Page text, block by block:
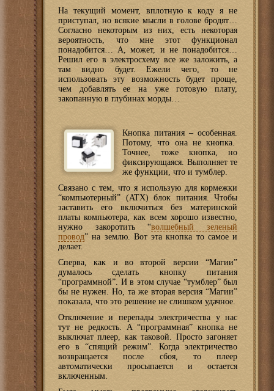
На текущий момент, вплотную к коду я не
приступал, но всякие мысли в голове бродят…
Согласно некоторым из них, есть некоторая
вероятность, что мне этот функционал
понадобится… А, может, и не понадобится…
Решил его в электросхему все же заложить, а
там видно будет. Ежели чего, то не
использовать эту возможность будет проще,
чем добавлять ее на уже готовую плату,
закопанную в глубинах морды…
Кнопка питания – особенная.
Потому, что она не кнопка.
Точнее, тоже кнопка, но
фиксирующаяся. Выполняет те
же функции, что и тумблер.
Связано с тем, что я использую для кормежки
“компьютерный” (ATX) блок питания. Чтобы
заставить его включиться без материнской
платы компьютера, как всем хорошо известно,
нужно закоротить “волшебный зеленый
провод” на землю. Вот эта кнопка то самое и
делает.
Сперва, как и во второй версии “Магии”
думалось сделать кнопку питания
“программной”. И в этом случае “тумблер” был
бы не нужен. Но, та же вторая версия “Магии”
показала, что это решение не слишком удачное.
Отключение и перепады электричества у нас
тут не редкость. А “программная” кнопка не
выключат плеер, как таковой. Просто загоняет
его в “спящий режим”. Когда электричество
возвращается после сбоя, то плеер
автоматически просыпается и остается
включенным.